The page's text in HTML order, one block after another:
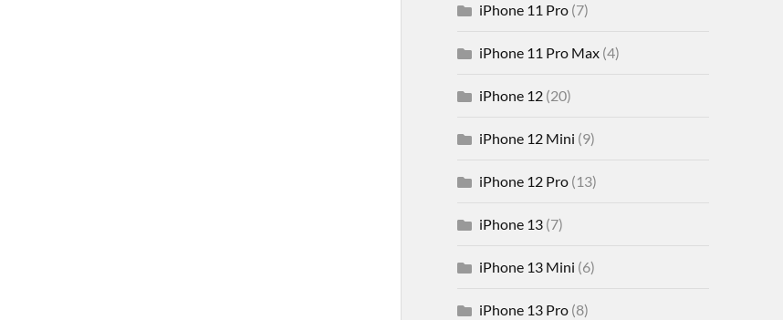
iPhone 11 Pro(7)
iPhone 11 Pro Max(4)
iPhone 12(20)
iPhone 12 Mini (9)
iPhone 12 Pro(13)
iPhone 13(7)
iPhone 13 Mini (6)
iPhone 13 Pro(8)